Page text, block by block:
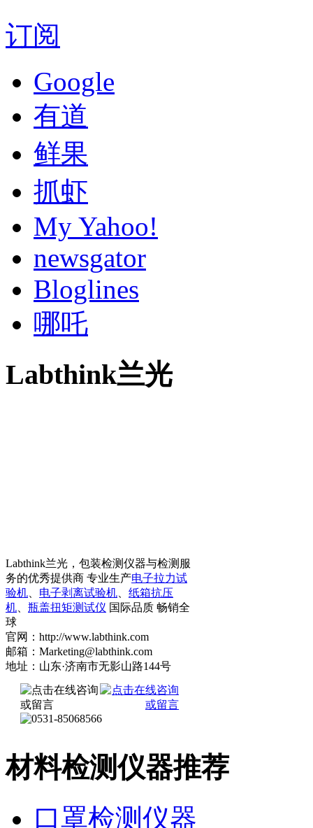
订阅
Google
有道
鲜果
抓虾
My Yahoo!
newsgator
Bloglines
哪吒
Labthink兰光
Labthink兰光，包装检测仪器与检测服
务的优秀提供商 专业生产电子拉力试
验机
电子剥离试验机
纸箱抗压
机
瓶盖扭矩测试仪 国际品质 畅销全
球
官网：http://www.labthink.com
邮箱：Marketing@labthink.com
地址：山东·济南市无影山路144号
材料检测仪器推荐
口罩检测仪器